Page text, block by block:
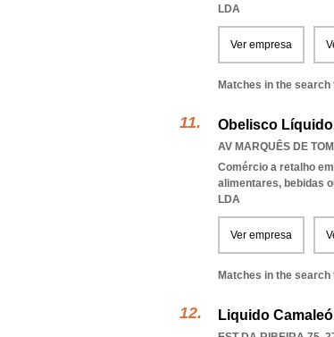
LDA
Ver empresa
Matches in the search
Obelisco
AV MARQUÊS DE
Comércio a retalho
alimentares, bebidas
LDA
Ver empresa
Matches in the search
Liquido